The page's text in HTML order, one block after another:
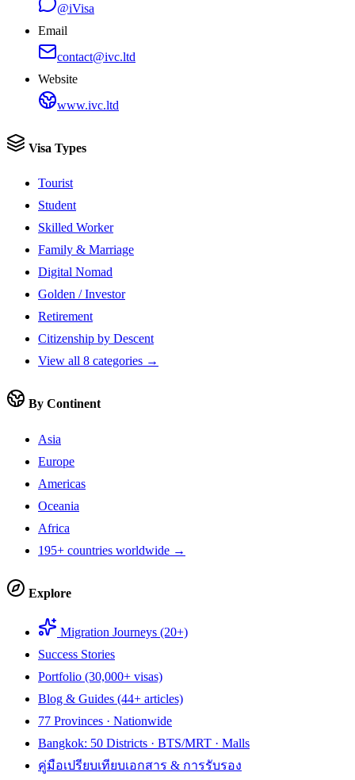
@iVisa
Email
contact@ivc.ltd
Website
www.ivc.ltd
Visa Types
Tourist
Student
Skilled Worker
Family & Marriage
Digital Nomad
Golden / Investor
Retirement
Citizenship by Descent
View all 8 categories →
By Continent
Asia
Europe
Americas
Oceania
Africa
195+ countries worldwide →
Explore
Migration Journeys (20+)
Success Stories
Portfolio (30,000+ visas)
Blog & Guides (44+ articles)
77 Provinces · Nationwide
Bangkok: 50 Districts · BTS/MRT · Malls
คู่มือเปรียบเทียบเอกสาร & การรับรอง